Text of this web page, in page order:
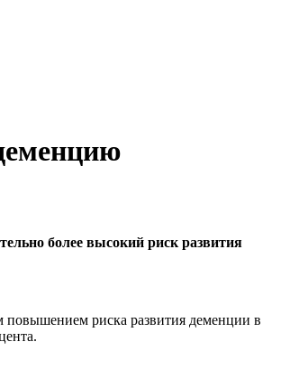
более высокий риск развития
повышением риска развития деменции в